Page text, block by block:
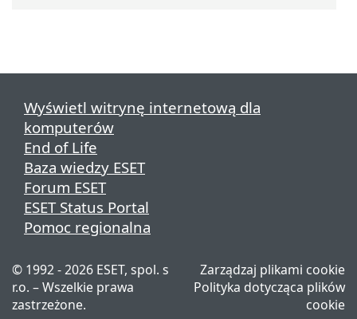
Wyświetl witrynę internetową dla
komputerów
End of Life
Baza wiedzy ESET
Forum ESET
ESET Status Portal
Pomoc regionalna
© 1992 - 2026 ESET, spol. s
r.o. – Wszelkie prawa
zastrzeżone.
Zarządzaj plikami cookie
Polityka dotycząca plików
cookie